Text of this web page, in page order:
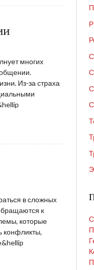
многих
Из-за страха
в сложных
к
которые
конфликты,